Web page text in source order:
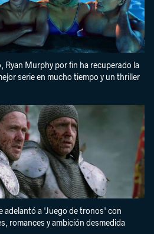
Ryan Murphy por fin ha recuperado la
serie en mucho tiempo y un thriller
adelantó a 'Juego de tronos' con
romances y ambición desmedida